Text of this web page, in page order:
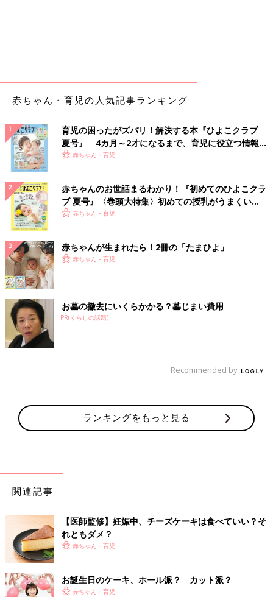
藤井哉香さん(@fujii.sayaka)が投稿した写真
こちらはなんと前職はパティシエという経歴を持つインスタグラ
マーの藤井哉香さんが、1歳になる娘さんのためにつくったドレ
スケーキ。初めての誕生日で、親戚のかたも集まるため、「みん
なに喜んでもらえるような豪華でかわいいケーキを」と思ってつ
くったそう。また、娘さんが食べられるように、小さな離乳食ケ
見ていた娘さんに、おじいちゃんが「りなちゃんいいね〜！」と
いうと、パチパチと拍手をしていたそうです。赤ちゃんも大人が
喜んでいる様子がわかるんですよね。
①スポンジケーキは鉄板に厚さ1〜2cmになるように数枚焼き、1
ように6枚くり抜く。（切れ端はとっておく）
②25cmのスポンジを1番下にして泡立てた生クリームと黄桃、い
ちごを入れながらドーム型になるようにサンドしていく。（スポ
ンジは大きいものから使用し、余ったスポンジの切れ端も同様に
サンドする）
③側面はドレスのスカートの模様のように、スポンジにクリーム
赤ちゃん・育児の人気記事ランキング
育児の困ったがズバリ！解決する本『ひよこクラブ
夏号』 4カ月～2才になるまで、育児に役立つ情報が
いっぱい！
赤ちゃん・育児
赤ちゃんのお世話まるわかり！『初めてのひよこクラ
ブ 夏号』〈巻頭大特集〉初めての授乳がうまくい
く！ おっぱい・ミルクの基本と夏のトラブル 解決テ
赤ちゃん・育児
赤ちゃんが生まれたら！2冊の「たまひよ」
赤ちゃん・育児
お墓の撤去にいくらかかる？墓じまい費用
PR(くらしの話題)
Recommended by
ランキングをもっと見る
関連記事
【医師監修】妊娠中、チーズケーキは食べていい？そ
れともダメ？
赤ちゃん・育児
お誕生日のケーキ、ホール派？ カット派？
赤ちゃん・育児